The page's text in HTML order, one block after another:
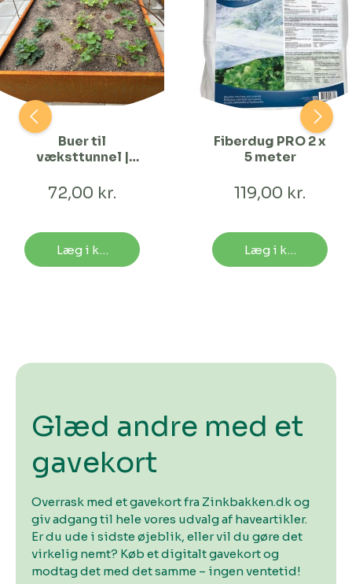
Buer til
væksttunnel |
72,00 kr.
Læg i kurv
Fiberdug PRO 2 x
5 meter
119,00 kr.
Læg i kurv
Glæd andre med et
gavekort
Overrask med et gavekort fra Zinkbakken.dk og
giv adgang til hele vores udvalg af haveartikler.
Er du ude i sidste øjeblik, eller vil du gøre det
virkelig nemt? Køb et digitalt gavekort og
modtag det med det samme – ingen ventetid!